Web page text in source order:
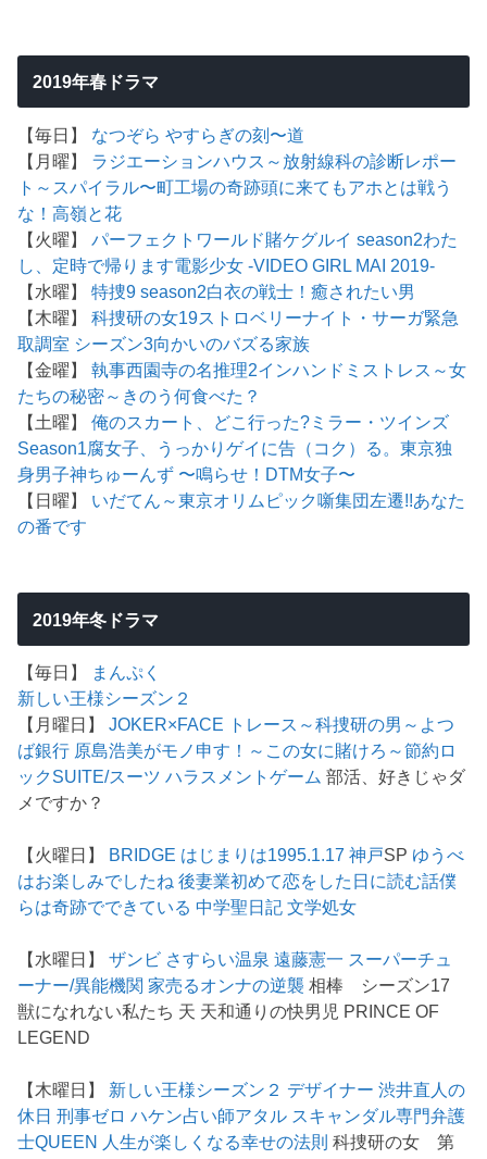
2019年春ドラマ
【毎日】 なつぞら やすらぎの刻〜道
【月曜】 ラジエーションハウス～放射線科の診断レポー
ト～ スパイラル〜町工場の奇跡頭に来てもアホとは戦う
な！高嶺と花
【火曜】パーフェクトワールド賭ケグルイ season2わた
し、定時で帰ります電影少女 -VIDEO GIRL MAI 2019-
【水曜】特捜9 season2白衣の戦士！癒されたい男
【木曜】科捜研の女19ストロベリーナイト・サーガ緊急
取調室 シーズン3向かいのバズる家族
【金曜】執事西園寺の名推理2インハンド ミストレス～女
たちの秘密～ きのう何食べた？
【土曜】俺のスカート、どこ行った? ミラー・ツインズ
Season1腐女子、うっかりゲイに告（コク）る。東京独
身男子神ちゅーんず 〜鳴らせ！DTM女子〜
【日曜】 いだてん～東京オリムピック噺集団左遷!!あなた
の番です
2019年冬ドラマ
【毎日】
まんぷく
新しい王様シーズン２
【月曜日】JOKER×FACE トレース～科捜研の男～ よつ
ば銀行 原島浩美がモノ申す！～この女に賭けろ～節約ロ
ック SUITE/スーツ ハラスメントゲーム 部活、好きじゃダ
メですか？
【火曜日】 BRIDGE はじまりは1995.1.17 神戸SP ゆうべ
はお楽しみでしたね 後妻業初めて恋をした日に読む話僕
らは奇跡でできている 中学聖日記 文学処女
【水曜日】ザンビ さすらい温泉 遠藤憲一 スーパーチュ
ーナー/異能機関 家売るオンナの逆襲 相棒 シーズン17
獣になれない私たち 天 天和通りの快男児 PRINCE OF
LEGEND
【木曜日】 新しい王様シーズン２ デザイナー 渋井直人の
休日 刑事ゼロ ハケン占い師アタル スキャンダル専門弁護
士QUEEN 人生が楽しくなる幸せの法則 科捜研の女 第